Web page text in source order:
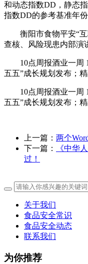
和动态指数DD，静态
指数DD的参考基准年份
衡阳市食物平安“互
查核、风险现患内部演
10点周报酒业一周
五五”成长规划发布；
10点周报酒业一周
五五”成长规划发布；
上一篇： 两个
下一篇：
《中华
过！
关于我们
食品安全常识
食品安全动态
联系我们
为你推荐